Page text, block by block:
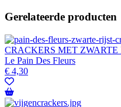
Gerelateerde producten
CRACKERS MET ZWARTE
Le Pain Des Fleurs
€ 4,30